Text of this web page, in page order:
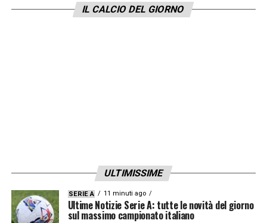
IL CALCIO DEL GIORNO
ULTIMISSIME
SERIE A 11 minuti ago
Ultime Notizie Serie A: tutte le novità del giorno
sul massimo campionato italiano